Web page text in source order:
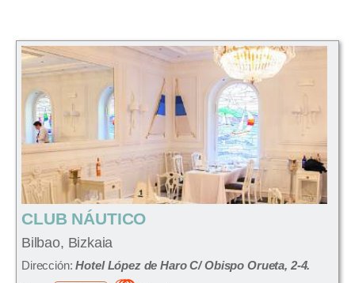
CLUB NÁUTICO
Bilbao, Bizkaia
Dirección:Hotel López de Haro C/ Obispo Orueta, 2-4.